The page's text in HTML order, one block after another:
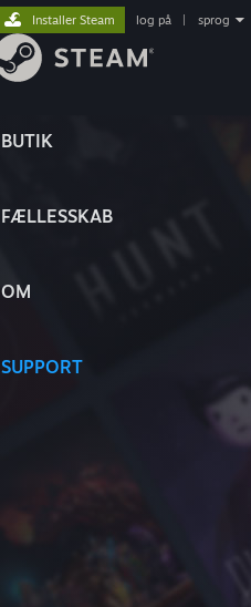
BUTIK
FÆLLESSKAB
OM
SUPPORT
Installer Steam log på sprog